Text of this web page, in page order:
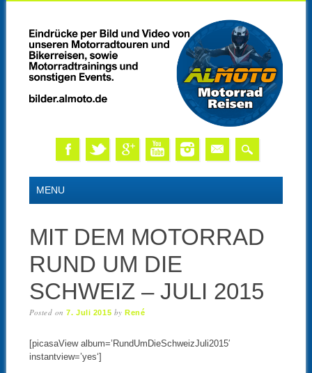
MAIN MENU
MENU
MIT DEM MOTORRAD
RUND UM DIE
SCHWEIZ – JULI 2015
Posted on7. Juli 2015 byRené
[picasaView album=’RundUmDieSchweizJuli2015′
instantview=’yes‘]